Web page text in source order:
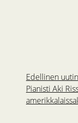
Edellinen
Pianisti Aki